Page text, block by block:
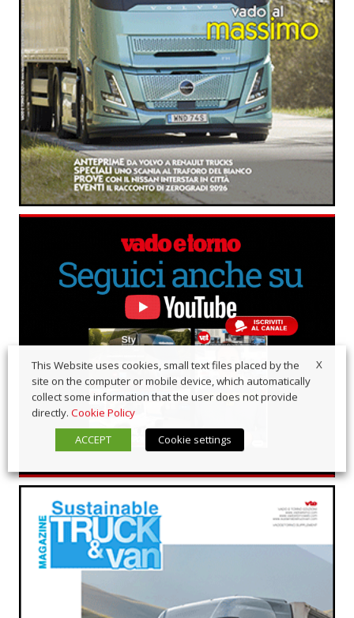
X
This Website uses cookies, small text files placed by the
site on the computer or mobile device, which automatically
collect some information that the user does not provide
directly. Cookie Policy
ACCEPT
Cookie settings